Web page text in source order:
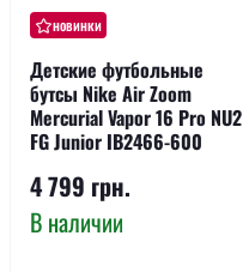
новинки
Детские футбольные
бутсы Nike Air Zoom
Mercurial Vapor 16 Pro NU2
FG Junior IB2466-600
4 799 грн.
В наличии